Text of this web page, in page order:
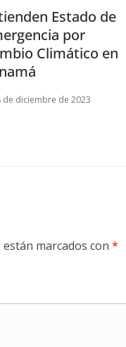
Estado de
por
Climático en
de diciembre de 2023
marcados con *